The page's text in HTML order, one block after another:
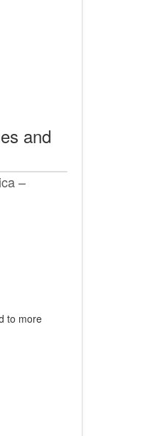
and
–
to more